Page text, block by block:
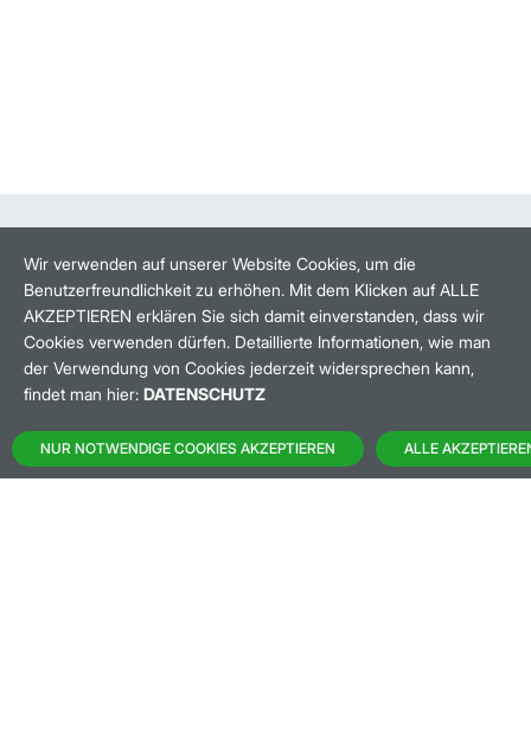
BANKEINSTELLUNGEN
HÄUFIG GESUCHT:
M:ACCESS
Wir verwenden auf unserer Website Cookies, um die
Benutzerfreundlichkeit zu erhöhen. Mit dem Klicken auf ALLE
AKZEPTIEREN erklären Sie sich damit einverstanden, dass wir
Cookies verwenden dürfen. Detaillierte Informationen, wie man
der Verwendung von Cookies jederzeit widersprechen kann,
findet man hier: DATENSCHUTZ
NUR NOTWENDIGE COOKIES AKZEPTIEREN ALLE